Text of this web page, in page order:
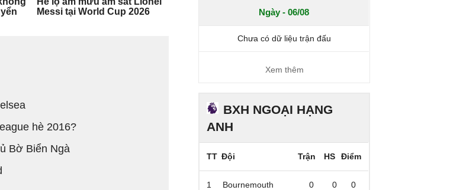
hè 2016?
Bờ Biển Ngà
Ngày - 06/08
Chưa có dữ liệu trận đấu
Xem thêm
BXH NGOẠI HẠNG
ANH
TT Đội Trận HS Điểm
1 Bournemouth 0 0 0